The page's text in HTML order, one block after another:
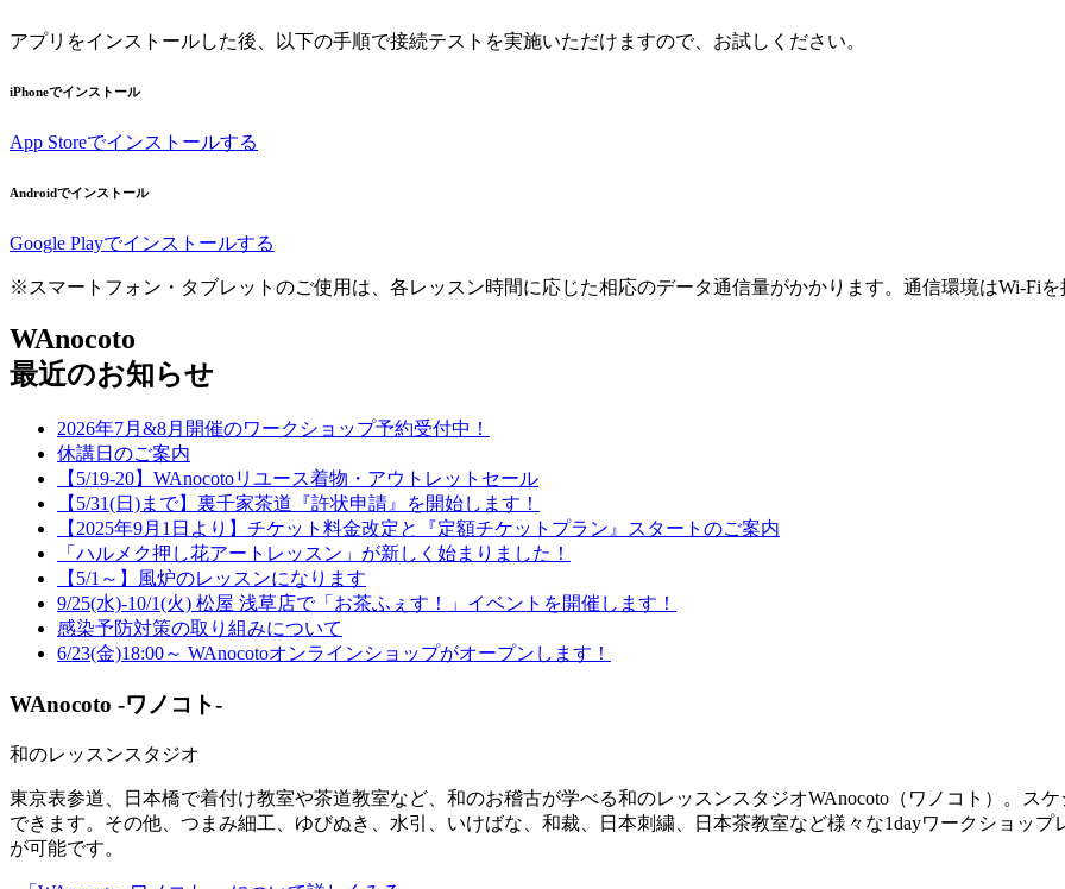
アプリをインストールした後、以下の手順で接続テストを実施いただけますので、お試しください。
iPhoneでインストール
App Storeでインストールする
Androidでインストール
Google Playでインストールする
※スマートフォン・タブレットのご使用は、各レッスン時間に応じた相応のデータ通信量がかかります。通信環境はWi-Fiを
WAnocoto
最近のお知らせ
2026年7月&8月開催のワークショップ予約受付中！
休講日のご案内
【5/19-20】WAnocotoリユース着物・アウトレットセール
【5/31(日)まで】裏千家茶道『許状申請』を開始します！
【2025年9月1日より】チケット料金改定と『定額チケットプラン』スタートのご案内
「ハルメク押し花アートレッスン」が新しく始まりました！
【5/1～】風炉のレッスンになります
9/25(水)-10/1(火) 松屋 浅草店で「お茶ふぇす！」イベントを開催します！
感染予防対策の取り組みについて
6/23(金)18:00～ WAnocotoオンラインショップがオープンします！
WAnocoto -ワノコト-
和のレッスンスタジオ
東京表参道、日本橋で着付け教室や茶道教室など、和のお稽古が学べる和のレッスンスタジオWAnocoto（ワノコト）。ス
できます。その他、つまみ細工、ゆびぬき、水引、いけばな、和裁、日本刺繍、日本茶教室など様々な1dayワークショッ
が可能です。